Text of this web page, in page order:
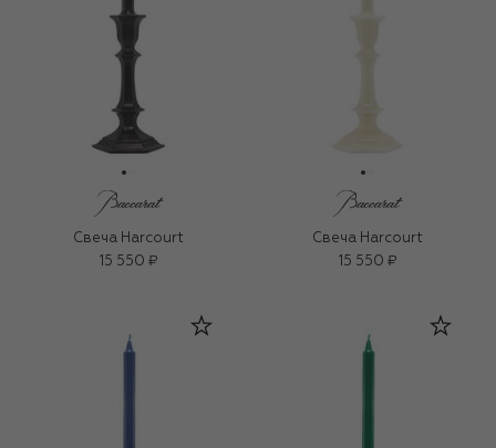
Свеча Harcourt
15 550 ₽
Свеча Harcourt
15 550 ₽